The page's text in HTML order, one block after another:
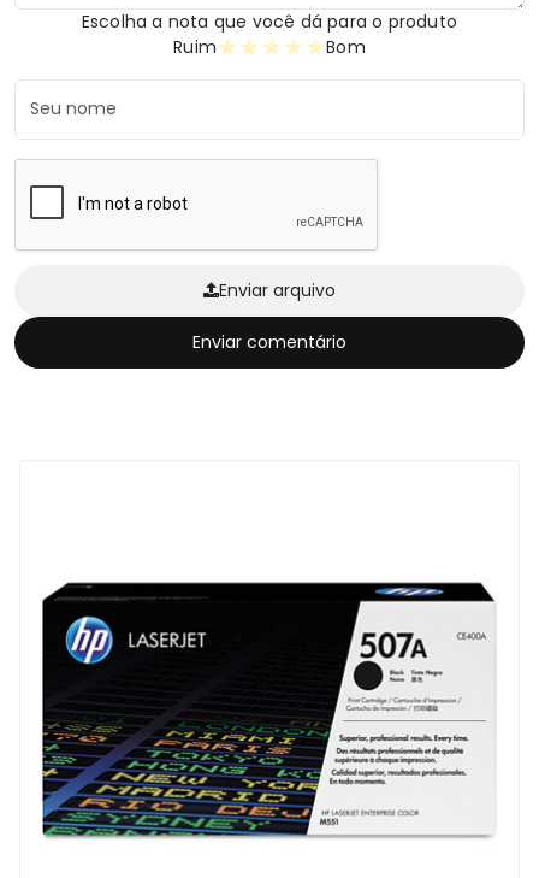
Escolha a nota que você dá para o produto
Ruim
★
★
★
★
★ Bom
Enviar arquivo
Enviar comentário